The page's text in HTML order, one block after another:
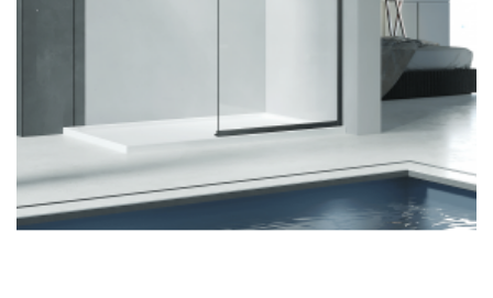
Általános Szerződési Feltételek
Szállítási információk
Copyright © 2021Premium WordPress Themes. All rights reserved.